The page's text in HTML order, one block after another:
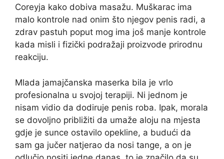
Coreyja kako dobiva masažu. Muškarac ima
malo kontrole nad onim što njegov penis radi, a
zdrav pastuh poput mog ima još manje kontrole
kada misli i fizički podražaji proizvode prirodnu
reakciju.
Mlada jamajčanska maserka bila je vrlo
profesionalna u svojoj terapiji. Ni jednom je
nisam vidio da dodiruje penis roba. Ipak, morala
se dovoljno približiti da umaže aloju na mjesta
gdje je sunce ostavilo opekline, a budući da
sam ga jučer natjerao da nosi tange, a on je